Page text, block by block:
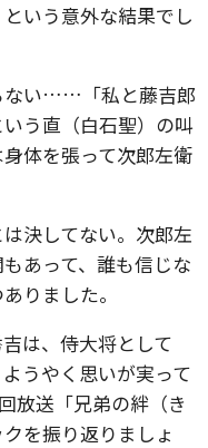
いう意外な結果でし
ない……「私と藤吉郎
う直（白石聖）の叫
体を張って次郎左衛
決してない。次郎左
あって、誰も信じな
りました。
は、侍大将として
うやく思いが実って
送「兄弟の絆（き
を振り返りましょ